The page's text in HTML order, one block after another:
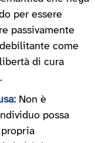
per essere
passivamente
come
di cura
Non è
possa